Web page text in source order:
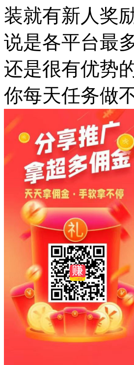
装就有新人奖
说是各平台最
还是很有优势
你每天任务做